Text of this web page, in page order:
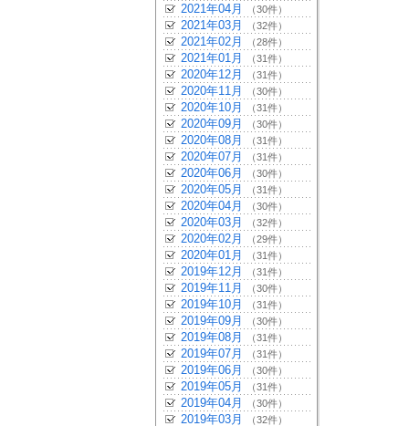
2021年04月 （30件）
2021年03月 （32件）
2021年02月 （28件）
2021年01月 （31件）
2020年12月 （31件）
2020年11月 （30件）
2020年10月 （31件）
2020年09月 （30件）
2020年08月 （31件）
2020年07月 （31件）
2020年06月 （30件）
2020年05月 （31件）
2020年04月 （30件）
2020年03月 （32件）
2020年02月 （29件）
2020年01月 （31件）
2019年12月 （31件）
2019年11月 （30件）
2019年10月 （31件）
2019年09月 （30件）
2019年08月 （31件）
2019年07月 （31件）
2019年06月 （30件）
2019年05月 （31件）
2019年04月 （30件）
2019年03月 （32件）